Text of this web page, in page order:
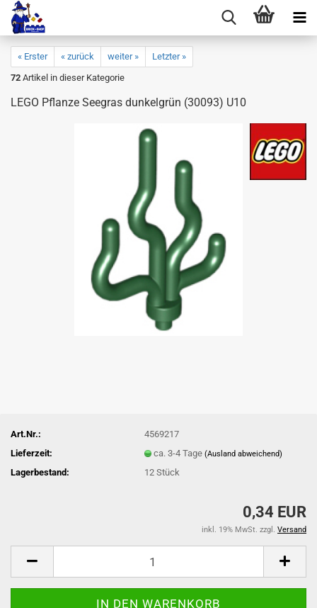
« Erster « zurück weiter »
Letzter »
72 Artikel in dieser Kategorie
LEGO Pflanze Seegras dunkelgrün (30093) U10
Art.Nr.:
4569217
Lieferzeit:
ca. 3-4 Tage(Ausland abweichend)
Lagerbestand: 12Stück
0,34 EUR
inkl. 19% MwSt. zzgl. Versand